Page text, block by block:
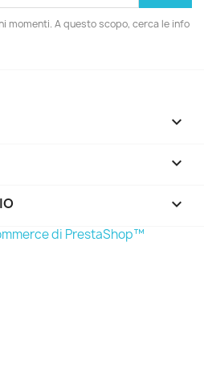
momenti. A questo scopo, cerca le info


keyboard_arrow_down
di PrestaShop™